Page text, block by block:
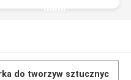
nami
do tworzyw sztucznyc